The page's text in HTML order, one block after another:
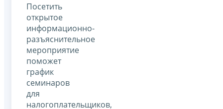
Посетить
открытое
информационно-
разъяснительное
мероприятие
поможет
график
семинаров
для
налогоплательщиков,